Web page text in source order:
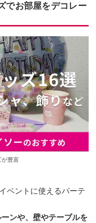
でお部屋をデコレー
豊富
ベントに使えるパーテ
ンや、壁やテーブルを